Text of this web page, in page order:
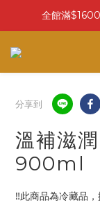
全館滿
分享到
溫補滋
900ml
‼此商品為冷藏品